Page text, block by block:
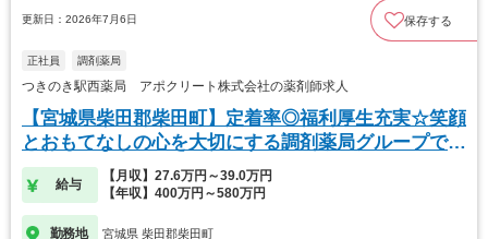
更新日：2026年7月6日 保存する
正社員 調剤薬局
つきのき駅西薬局 アポクリート株式会社の薬剤師求人
【宮城県柴田郡柴田町】定着率◎福利厚生充実☆笑顔
とおもてなしの心を大切にする調剤薬局グループで
す！
給与
【月収】27.6万円～39.0万円
【年収】400万円～580万円
勤務地 宮城県 柴田郡柴田町